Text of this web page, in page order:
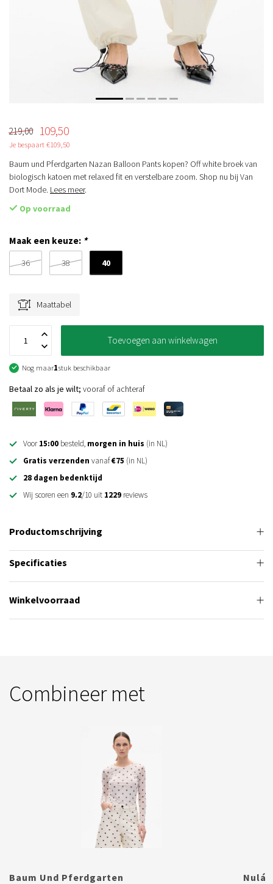
219,00 109,50
Je bespaart €109,50
Baum und Pferdgarten Nazan Balloon Pants kopen? Off white broek van
biologisch katoen met relaxed fit en verstelbare zoom. Shop nu bij Van
Dort Mode. Lees meer.
Op voorraad
Maak een keuze: *
36 38 40
Maattabel
Toevoegen aan winkelwagen
Nog maar1stuk beschikbaar
Betaal zo als je wilt; vooraf of achteraf
Voor15:00 besteld, morgen in huis (in NL)
Gratis verzenden vanaf€75 (in NL)
28 dagen bedenktijd
Wij scoren een 9.2/10 uit 1229 reviews
Productomschrijving
Specificaties
Winkelvoorraad
Combineer met
Baum Und Pferdgarten Nulá